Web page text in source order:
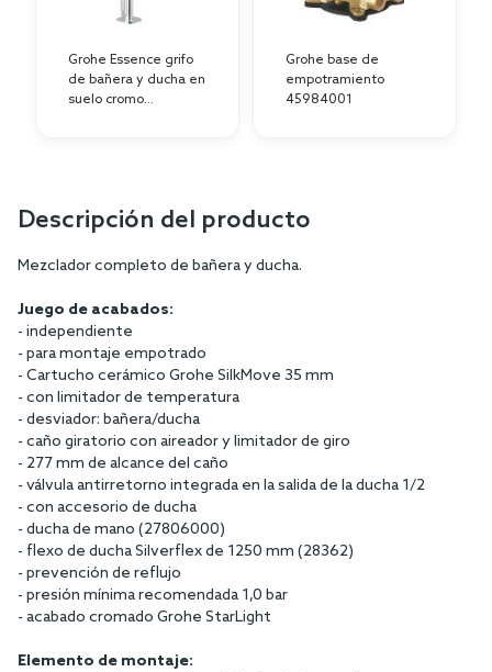
Grohe Essence grifo
de bañera y ducha en
suelo cromo
Grohe base de
empotramiento
45984001
Descripción del producto
Mezclador completo de bañera y ducha.
Juego de acabados:
- independiente
- para montaje empotrado
- Cartucho cerámico Grohe SilkMove 35 mm
- con limitador de temperatura
- desviador: bañera/ducha
- caño giratorio con aireador y limitador de giro
- 277 mm de alcance del caño
- válvula antirretorno integrada en la salida de la ducha 1/2
- con accesorio de ducha
- ducha de mano (27806000)
- flexo de ducha Silverflex de 1250 mm (28362)
- prevención de reflujo
- presión mínima recomendada 1,0 bar
- acabado cromado Grohe StarLight
Elemento de montaje: